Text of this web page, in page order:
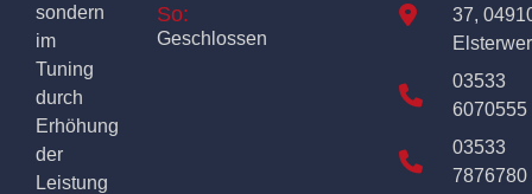
sondern
im
Tuning
durch
Erhöhung
der
Leistung
So:
Geschlossen
37,
03533
6070555
03533
7876780